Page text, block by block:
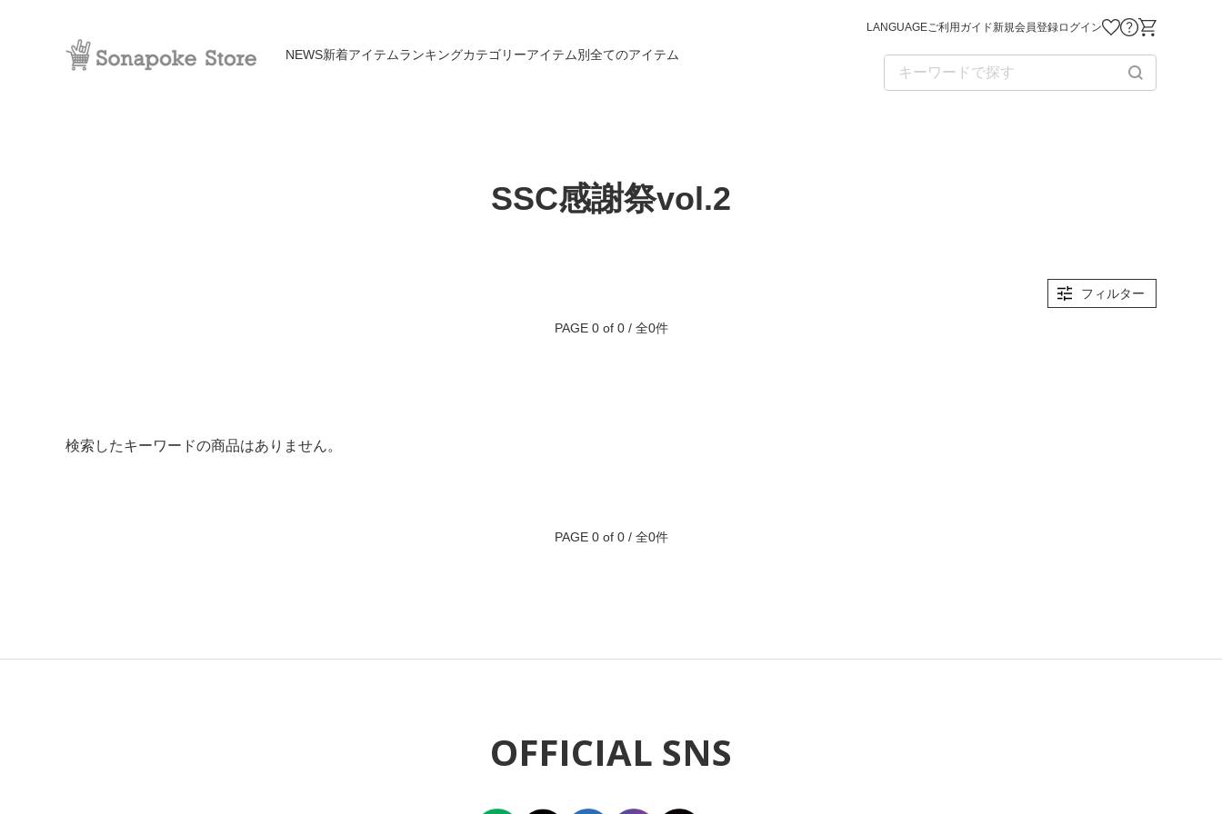
NEWS新着アイテムランキングカテゴリーアイテム別全てのアイテム
LANGUAGEご利用ガイド新規会員登録ログイン お気に入り商品
お問い合わせ
SSC感謝祭vol.2
フィルター
PAGE 0 of 0 / 全0件
検索したキーワードの商品はありません。
PAGE 0 of 0 / 全0件
OFFICIAL SNS